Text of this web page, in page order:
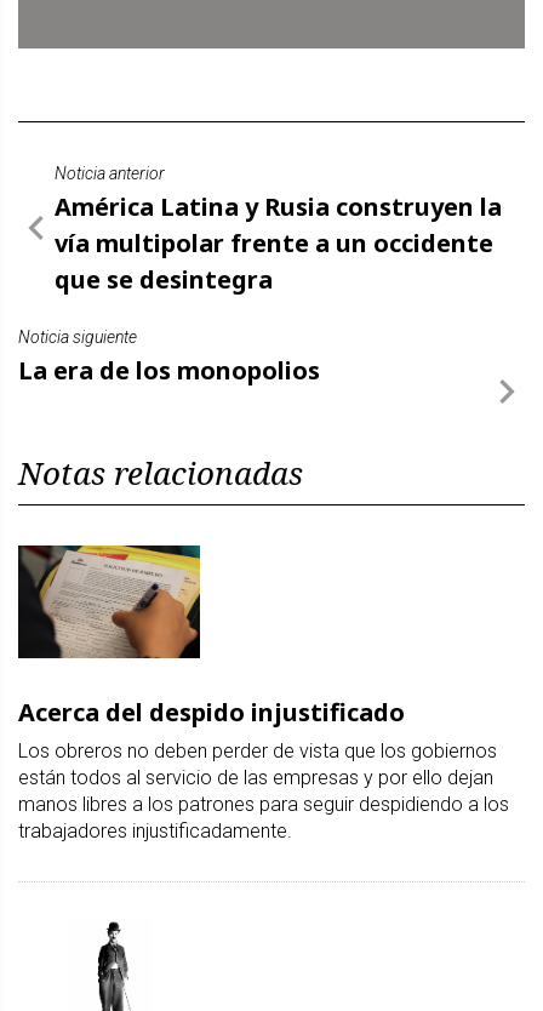
Noticia anterior
América Latina y Rusia construyen la
vía multipolar frente a un occidente
que se desintegra
Noticia siguiente
La era de los monopolios
Notas relacionadas
Acerca del despido injustificado
Los obreros no deben perder de vista que los gobiernos
están todos al servicio de las empresas y por ello dejan
manos libres a los patrones para seguir despidiendo a los
trabajadores injustificadamente.